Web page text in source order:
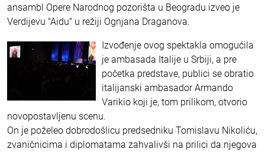
ansambl Opere Narodnog pozorišta u Beogradu izveo je
Verdijevu "Aidu" u režiji Ognjana Draganova.
Izvođenje ovog spektakla omogućila
je ambasada Italije u Srbiji, a pre
početka predstave, publici se obratio
italijanski ambasador Armando
Varikio koji je, tom prilikom, otvorio
novopostavljenu scenu.
On je poželeo dobrodošlicu predsedniku Tomislavu Nikoliću,
zvaničnicima i diplomatama zahvalivši na prilici da njegova